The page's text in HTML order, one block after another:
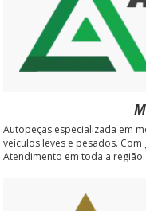
Autopeças especializada em
veículos leves e pesados.
Atendimento em toda a região.